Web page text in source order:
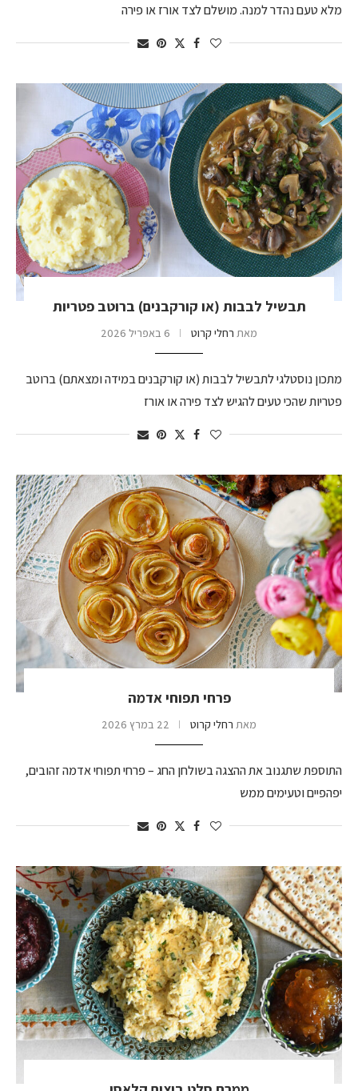
מלא טעם נהדר למנה. מושלם לצד אורז או פירה
תבשיל לבבות (או קורקבנים) ברוטב פטריות
מאת רחלי קרוט 6 באפריל 2026
מתכון נוסטלגי לתבשיל לבבות (או קורקבנים במידה ומצאתם) ברוטב
פטריות שהכי טעים להגיש לצד פירה או אורז
פרחי תפוחי אדמה
מאת רחלי קרוט 22 במרץ 2026
התוספת שתגנוב את ההצגה בשולחן החג – פרחי תפוחי אדמה זהובים,
יפהפיים וטעימים ממש